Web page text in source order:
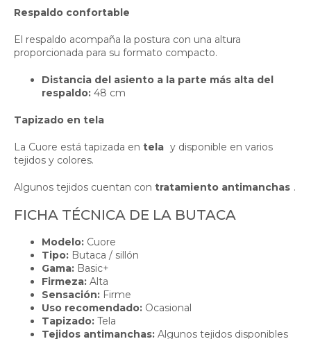
Respaldo confortable
El respaldo acompaña la postura con una altura
proporcionada para su formato compacto.
Distancia del asiento a la parte más alta del
respaldo: 48 cm
Tapizado en tela
La Cuore está tapizada en tela y disponible en varios
tejidos y colores.
Algunos tejidos cuentan con tratamiento antimanchas .
FICHA TÉCNICA DE LA BUTACA
Modelo: Cuore
Tipo: Butaca / sillón
Gama: Basic+
Firmeza: Alta
Sensación: Firme
Uso recomendado: Ocasional
Tapizado: Tela
Tejidos antimanchas: Algunos tejidos disponibles